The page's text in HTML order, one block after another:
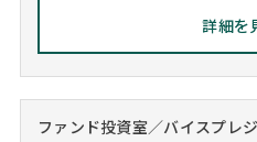
詳細を
ファンド投資室／バイスプレ